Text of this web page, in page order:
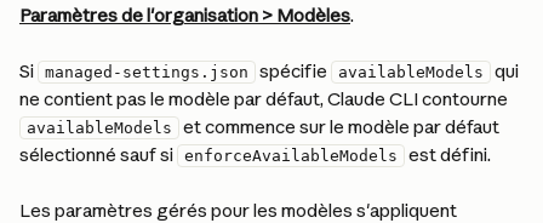
Paramètres de l'organisation > Modèles.
Si managed-settings.json spécifie availableModels
qui
ne contient pas le modèle par défaut, Claude CLI contourne
availableModels
et commence sur le modèle par défaut
sélectionné sauf si enforceAvailableModels est défini.
Les paramètres gérés pour les modèles s'appliquent